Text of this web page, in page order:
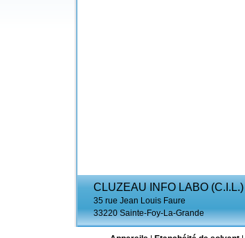
CLUZEAU INFO LABO (C.I.L.)
35 rue Jean Louis Faure
33220 Sainte-Foy-La-Grande